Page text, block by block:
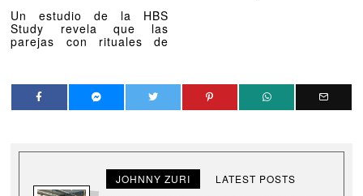
Un estudio de la HBS
Study revela que las
parejas con rituales de
JOHNNY ZURI LATEST POSTS